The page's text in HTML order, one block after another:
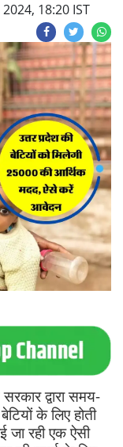
18:20 IST
सरकार द्वारा समय-
के लिए होती
जा रही एक ऐसी